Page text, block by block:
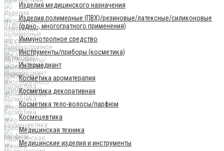
Изделия медицинского назначения
Изделия полимерные (ПВХ)/резиновые/латексные/силиконовые
(одно-, многогратного применения)
Иммунотропное средство
Инструменты/приборы (косметика)
Интермедиант
Косметика ароматерапия
Косметика декоративная
Косметика тело-волосы/парфюм
Космецевтика
Медицинская техника
Медицинские изделия и инструменты